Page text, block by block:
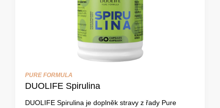
PURE FORMULA
DUOLIFE Spirulina
DUOLIFE Spirulina je doplněk stravy z řady Pure